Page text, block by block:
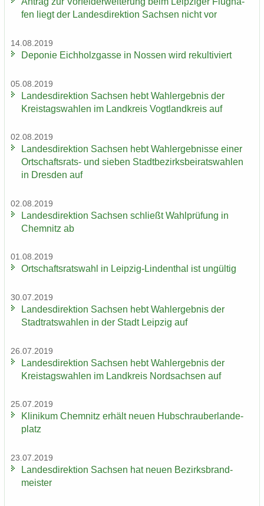
fen liegt der Lan­des­di­rek­ti­on Sach­sen nicht vor
14.08.2019
De­po­nie Eich­holz­gas­se in Nos­sen wird re­kul­ti­viert
05.08.2019
Lan­des­di­rek­ti­on Sach­sen hebt Wahl­er­geb­nis der
Kreis­tags­wah­len im Land­kreis Vogt­land­kreis auf
02.08.2019
Lan­des­di­rek­ti­on Sach­sen hebt Wahl­er­geb­nis­se einer
Ortschaftsrats-​ und sie­ben Stadt­be­zirks­bei­rats­wah­len
in Dres­den auf
02.08.2019
Lan­des­di­rek­ti­on Sach­sen schließt Wahl­prü­fung in
Chem­nitz ab
01.08.2019
Ort­schafts­rats­wahl in Leipzig-​Lindenthal ist un­gül­tig
30.07.2019
Lan­des­di­rek­ti­on Sach­sen hebt Wahl­er­geb­nis der
Stadt­rats­wah­len in der Stadt Leip­zig auf
26.07.2019
Lan­des­di­rek­ti­on Sach­sen hebt Wahl­er­geb­nis der
Kreis­tags­wah­len im Land­kreis Nord­sach­sen auf
25.07.2019
Kli­ni­kum Chem­nitz er­hält neuen Hub­schrau­ber­lan­de­
platz
23.07.2019
Lan­des­di­rek­ti­on Sach­sen hat neuen Be­zirks­brand­
meis­ter